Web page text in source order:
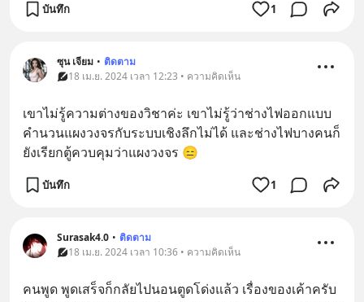
บันทึก 1
ซุน เจียม • ติดตาม
18 เม.ย. 2024 เวลา 12:23 • ความคิดเห็น
เขาไม่รู้ความต่างของวิชาค่ะ เขาไม่รู้ว่าช่างไฟออกแบบ
คำนวนแผงวงจรกับระบบเชิงลึกไม่ได้ และช่างไฟบางคนก็
ยังเรียกตู้ควบคุมว่าแผงวงจร 😑
บันทึก 1
Surasak4.0 • ติดตาม
18 เม.ย. 2024 เวลา 10:36 • ความคิดเห็น
คนพูด พูดเสร็จก็กลัยไปนอนตูดโด่งแล้ว เรื่องของเค้าครับ